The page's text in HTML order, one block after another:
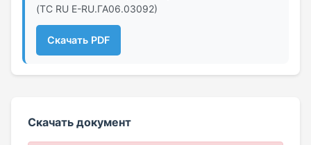
(ТС RU Е-RU.ГА06.03092)
Скачать PDF
Скачать документ